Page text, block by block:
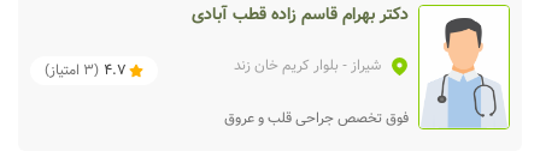
دکتر بهرام قاسم زاده قطب آبادی
شیراز - بلوار کریم خان زند 4.7
(
3 امتیاز)
فوق تخصص جراحی قلب و عروق